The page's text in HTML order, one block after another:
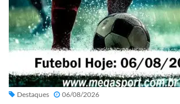
Destaques 06/08/2026